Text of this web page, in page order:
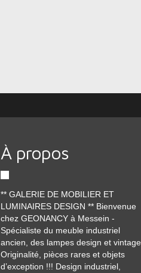
À propos
** GALERIE DE MOBILIER ET
LUMINAIRES DESIGN ** Bienvenue
chez GEONANCY à Messein -
Spécialiste du meuble industriel
ancien, des lampes design et vintage.
Originalité, pièces rares et objets
d’exception !!! Design industriel,